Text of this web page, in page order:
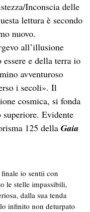
Inconscia delle
lettura è secondo
nuovo.
all’illusione
e della terra io
avventuroso
i secoli». Il
cosmica, si fonda
superiore. Evidente
125 dellaGaia
io sentii con
le stelle impassibili,
dalla sua tenda
infinito non deturpato